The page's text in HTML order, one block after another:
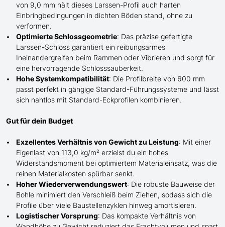
von 9,0 mm hält dieses Larssen-Profil auch harten
Einbringbedingungen in dichten Böden stand, ohne zu
verformen.
Optimierte Schlossgeometrie: Das präzise gefertigte
Larssen-Schloss garantiert ein reibungsarmes
Ineinandergreifen beim Rammen oder Vibrieren und sorgt für
eine hervorragende Schlosssauberkeit.
Hohe Systemkompatibilität: Die Profilbreite von 600 mm
passt perfekt in gängige Standard-Führungssysteme und lässt
sich nahtlos mit Standard-Eckprofilen kombinieren.
Gut für dein Budget
Exzellentes Verhältnis von Gewicht zu Leistung: Mit einer
Eigenlast von 113,0 kg/m² erzielst du ein hohes
Widerstandsmoment bei optimiertem Materialeinsatz, was die
reinen Materialkosten spürbar senkt.
Hoher Wiederverwendungswert: Die robuste Bauweise der
Bohle minimiert den Verschleiß beim Ziehen, sodass sich die
Profile über viele Baustellenzyklen hinweg amortisieren.
Logistischer Vorsprung: Das kompakte Verhältnis von